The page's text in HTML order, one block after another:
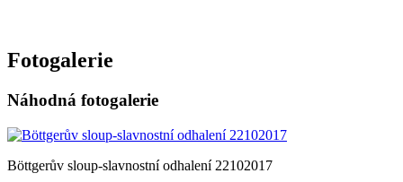
Fotogalerie
Náhodná fotogalerie
Böttgerův sloup-slavnostní odhalení 22102017